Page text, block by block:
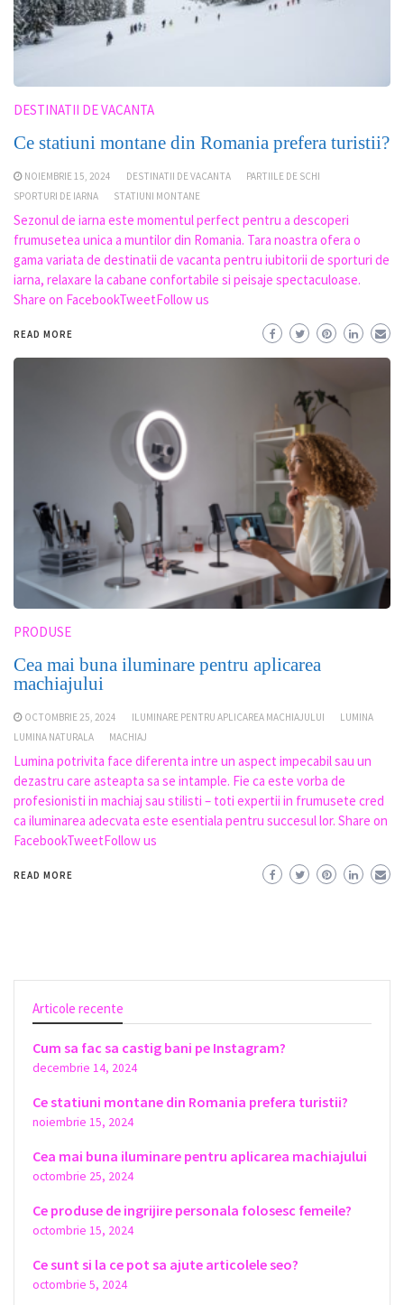
DESTINATII DE VACANTA
Ce statiuni montane din Romania prefera turistii?
NOIEMBRIE 15, 2024 DESTINATII DE VACANTA
PARTIILE DE SCHI
SPORTURI DE IARNA
STATIUNI MONTANE
Sezonul de iarna este momentul perfect pentru a descoperi
frumusetea unica a muntilor din Romania. Tara noastra ofera o
gama variata de destinatii de vacanta pentru iubitorii de sporturi de
iarna, relaxare la cabane confortabile si peisaje spectaculoase.
Share on FacebookTweetFollow us
READ MORE
PRODUSE
Cea mai buna iluminare pentru aplicarea
machiajului
OCTOMBRIE 25, 2024 ILUMINARE PENTRU APLICAREA MACHIAJULUI
LUMINA
LUMINA NATURALA
MACHIAJ
Lumina potrivita face diferenta intre un aspect impecabil sau un
dezastru care asteapta sa se intample. Fie ca este vorba de
profesionisti in machiaj sau stilisti – toti expertii in frumusete cred
ca iluminarea adecvata este esentiala pentru succesul lor. Share on
FacebookTweetFollow us
READ MORE
Articole recente
Cum sa fac sa castig bani pe Instagram?
decembrie 14, 2024
Ce statiuni montane din Romania prefera turistii?
noiembrie 15, 2024
Cea mai buna iluminare pentru aplicarea machiajului
octombrie 25, 2024
Ce produse de ingrijire personala folosesc femeile?
octombrie 15, 2024
Ce sunt si la ce pot sa ajute articolele seo?
octombrie 5, 2024